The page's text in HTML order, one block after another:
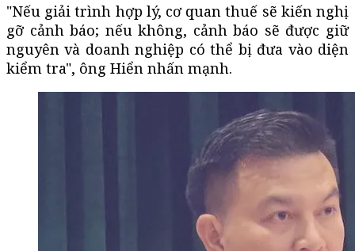
"Nếu giải trình hợp lý, cơ quan thuế sẽ kiến nghị
gỡ cảnh báo; nếu không, cảnh báo sẽ được giữ
nguyên và doanh nghiệp có thể bị đưa vào diện
kiểm tra", ông Hiển nhấn mạnh.